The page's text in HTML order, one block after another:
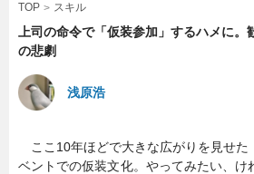
副業
TOP スキル
上司の命令で「仮装参加」するハメに
の悲劇
浅原浩
ここ10年ほどで大きな広がりを見せた
ベントでの仮装文化。やってみたい、け